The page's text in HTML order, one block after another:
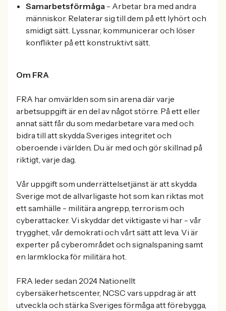
Samarbetsförmåga - Arbetar bra med andra
människor. Relaterar sig till dem på ett lyhört och
smidigt sätt. Lyssnar, kommunicerar och löser
konflikter på ett konstruktivt sätt.
Om FRA
FRA har omvärlden som sin arena där varje
arbetsuppgift är en del av något större. På ett eller
annat sätt får du som medarbetare vara med och
bidra till att skydda Sveriges integritet och
oberoende i världen. Du är med och gör skillnad på
riktigt, varje dag.
Vår uppgift som underrättelsetjänst är att skydda
Sverige mot de allvarligaste hot som kan riktas mot
ett samhälle - militära angrepp, terrorism och
cyberattacker. Vi skyddar det viktigaste vi har - vår
trygghet, vår demokrati och vårt sätt att leva. Vi är
experter på cyberområdet och signalspaning samt
en larmklocka för militära hot.
FRA leder sedan 2024 Nationellt
cybersäkerhetscenter, NCSC vars uppdrag är att
utveckla och stärka Sveriges förmåga att förebygga,